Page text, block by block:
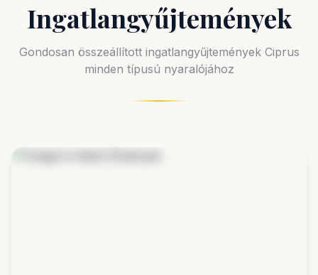
Ingatlangyűjtemények
Gondosan összeállított ingatlangyűjtemények Ciprus
minden típusú nyaralójához